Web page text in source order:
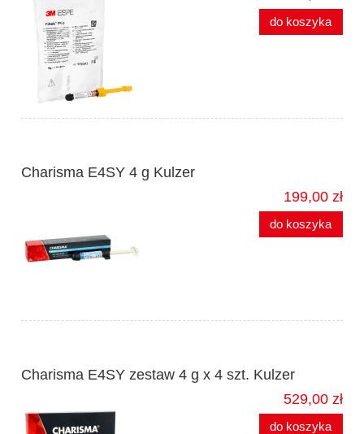
do koszyka
Charisma E4SY 4 g Kulzer
199,00 zł
do koszyka
Charisma E4SY zestaw 4 g x 4 szt. Kulzer
529,00 zł
do koszyka